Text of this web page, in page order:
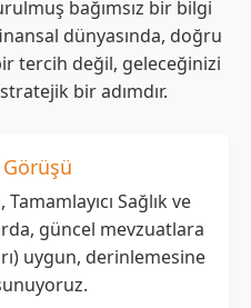
bağımsız bir bilgi
dünyasında, doğru
tercih değil, geleceğinizi
bir adımdır.
Sağlık ve
güncel mevzuatlara
uygun, derinlemesine